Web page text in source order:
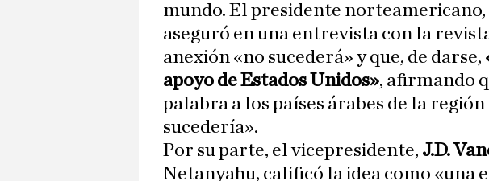
mundo. El presidente norteamericano,
aseguró en una entrevista con la
anexión «no sucederá» y que, de darse,
apoyo de Estados Unidos», afirmando
palabra a los países árabes de la región
sucedería».
Por su parte, el vicepresidente, J.D.
Netanyahu, calificó la idea como «una